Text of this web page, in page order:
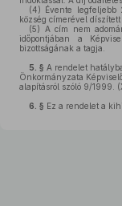
(4) Évente legfeljebb
község címerével
(5) A cím nem
időpontjában a
bizottságának a tagja.
5. § A rendelet
Önkormányzata
alapításról szóló 9/1999.
6. § Ez a rendelet a